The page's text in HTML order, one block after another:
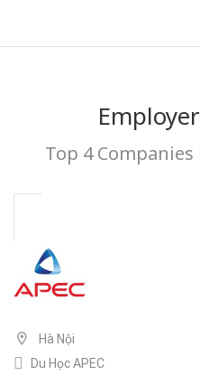
Top 4
Hà Nội
Du Học APEC